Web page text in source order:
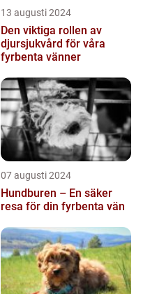
13 augusti 2024
Den viktiga rollen av
djursjukvård för våra
fyrbenta vänner
07 augusti 2024
Hundburen – En säker
resa för din fyrbenta vän